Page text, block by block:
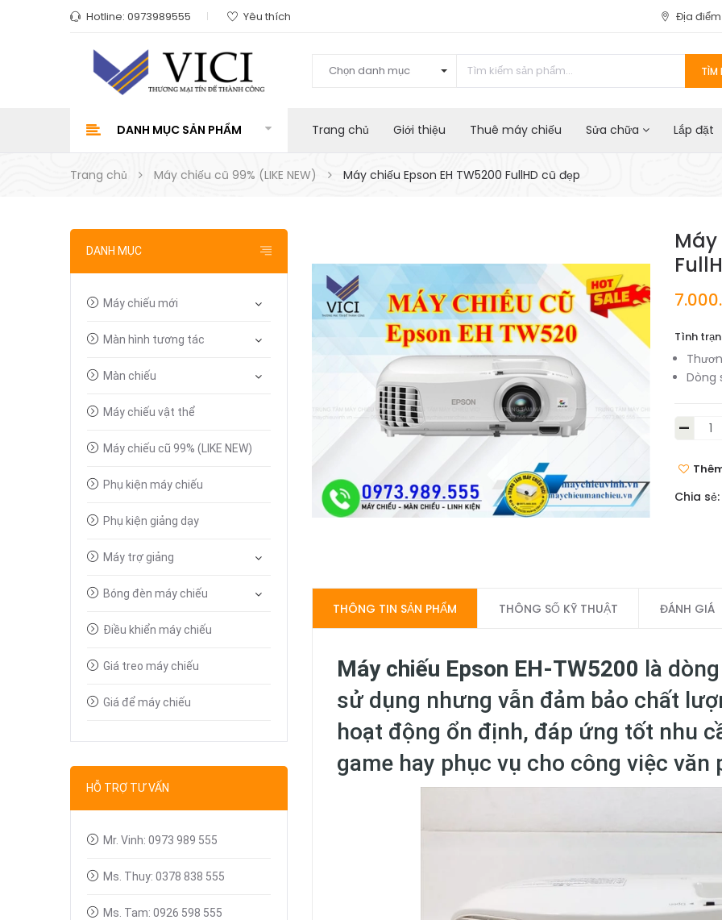
Hotline: 0973989555 Yêu thích Địa
Chọn danh mục TÌM
DANH MỤC SẢN PHẨM Trang chủ Giới thiệu Thuê máy chiếu Sửa chữa Lắp đặt
Trang chủ Máy chiếu cũ 99% (LIKE NEW) Máy chiếu Epson EH TW5200 FullHD cũ đẹp
DANH MỤC
Máy chiếu mới
Màn hình tương tác
Màn chiếu
Máy chiếu vật thể
Máy chiếu cũ 99% (LIKE NEW)
Phụ kiện máy chiếu
Phụ kiện giảng dạy
Máy trợ giảng
Bóng đèn máy chiếu
Điều khiển máy chiếu
Giá treo máy chiếu
Giá để máy chiếu
Bút trình chiếu
Linh kiện máy chiếu
HỖ TRỢ TƯ VẤN
Mr. Vinh: 0973 989 555
Ms. Thuy: 0378 838 555
Ms. Tam: 0926 598 555
Máy
Tình
Dòng
-
Chia sẻ:
THÔNG TIN SẢN PHẨM THÔNG SỐ KỸ THUẬT ĐÁNH GIÁ
Máy chiếu Epson EH-TW5200 là
sử dụng nhưng vẫn đảm bảo chất
hoạt động ổn định, đáp ứng tốt nhu
game hay phục vụ cho công việc